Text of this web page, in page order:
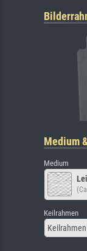
Medium
Medium
Keilrahmen